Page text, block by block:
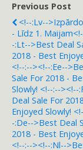
Previous Post
<!--:lv--
- Līdz 1.
-:lt-->Best Deal
2018 - Best
<!--:--><!--:ee--
Sale For 2018 -
Slowly! <!--:--
Deal Sale For
Enjoyed Slowly!
-:de-->Best Deal
2018 - Best
<!--:--><!--:nl--